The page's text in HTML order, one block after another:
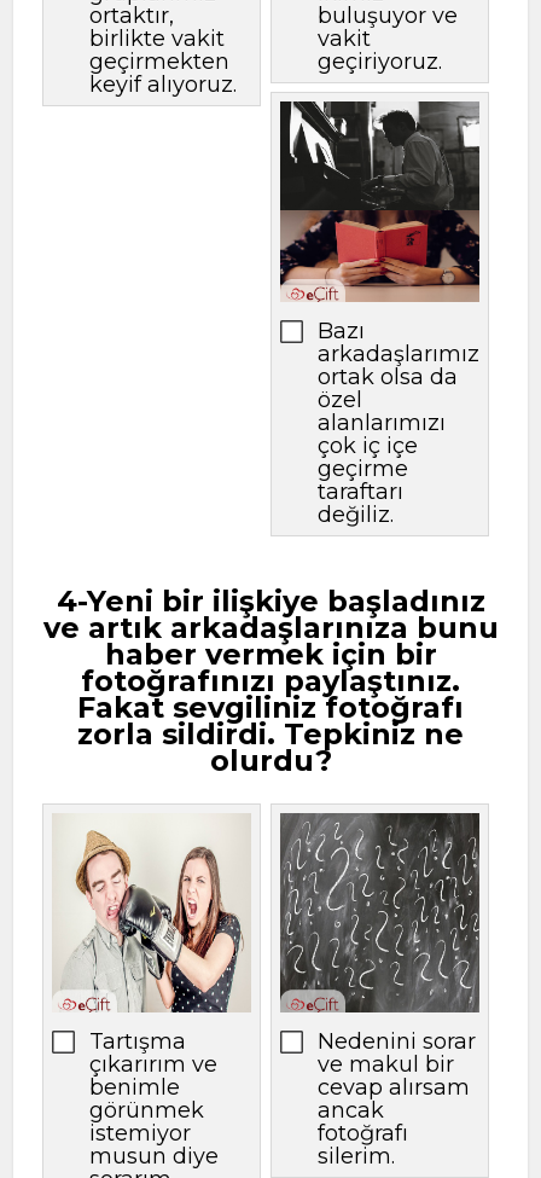
ortaktır,
birlikte vakit
geçirmekten
keyif alıyoruz.
buluşuyor ve
vakit
geçiriyoruz.
Bazı
arkadaşlarımız
ortak olsa da
özel
alanlarımızı
çok iç içe
geçirme
taraftarı
değiliz.
4-Yeni bir ilişkiye başladınız
ve artık arkadaşlarınıza bunu
haber vermek için bir
fotoğrafınızı paylaştınız.
Fakat sevgiliniz fotoğrafı
zorla sildirdi. Tepkiniz ne
olurdu?
Tartışma
çıkarırım ve
benimle
görünmek
istemiyor
musun diye
Nedenini sorar
ve makul bir
cevap alırsam
ancak
fotoğrafı
silerim.